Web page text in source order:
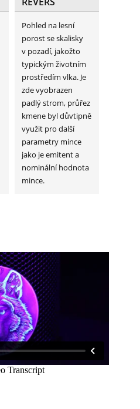
Pohled na lesní
porost se skalisky
v pozadí, jakožto
typickým životním
prostředím vlka. Je
zde vyobrazen
padlý strom, průřez
kmene byl důvtipně
využit pro další
parametry mince
jako je emitent a
nominální hodnota
mince.